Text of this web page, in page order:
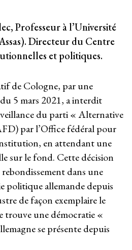
Professeur à l’Université
Directeur du Centre
et politiques.
de Cologne, par une
5 mars 2021, a interdit
du parti « Alternative
par l’Office fédéral pour
en attendant une
sur le fond. Cette décision
dans une
politique allemande depuis
de façon exemplaire le
trouve une démocratie «
se présente depuis